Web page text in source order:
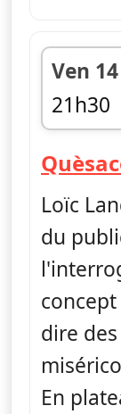
Ven 14
21h30
fin
Loïc
du
dire
En